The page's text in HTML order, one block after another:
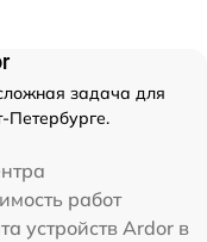
задача для
Петербурге.
работ
устройств Ardor в